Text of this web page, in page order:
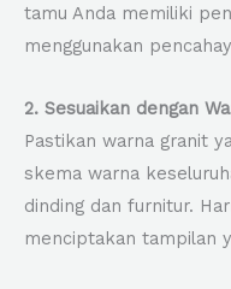
tamu Anda memiliki
menggunakan
2. Sesuaikan dengan
Pastikan warna granit
skema warna
dinding dan furnitur.
menciptakan tampilan